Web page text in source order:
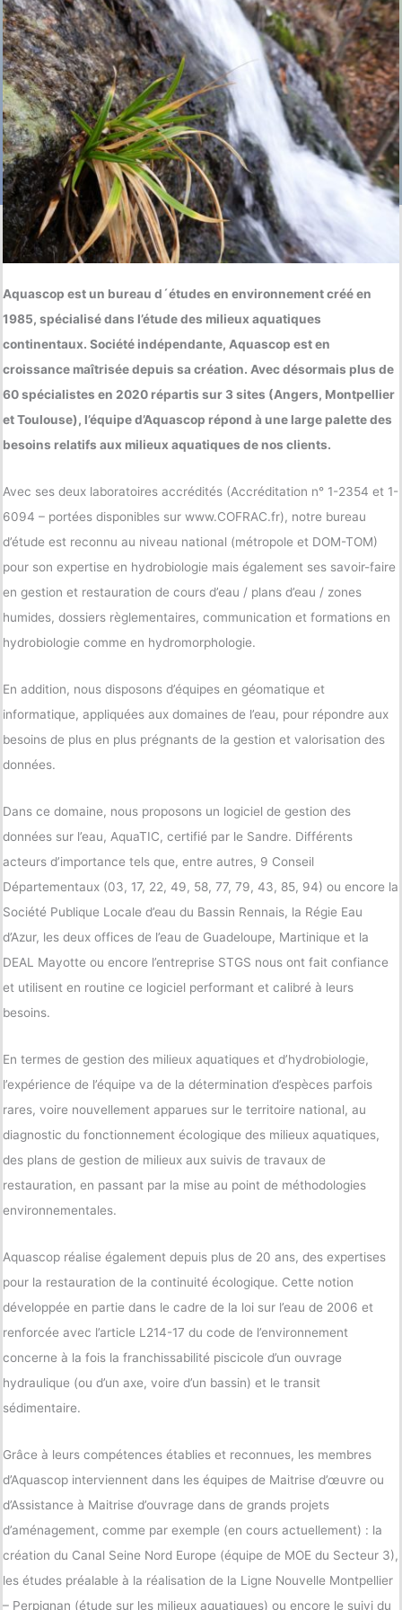
Aquascop est un bureau d´études en environnement créé en
1985, spécialisé dans l’étude des milieux aquatiques
continentaux. Société indépendante, Aquascop est en
croissance maîtrisée depuis sa création. Avec désormais plus de
60 spécialistes en 2020 répartis sur 3 sites (Angers, Montpellier
et Toulouse), l’équipe d’Aquascop répond à une large palette des
besoins relatifs aux milieux aquatiques de nos clients.
Avec ses deux laboratoires accrédités (Accréditation n° 1-2354 et 1-
6094 – portées disponibles sur www.COFRAC.fr), notre bureau
d’étude est reconnu au niveau national (métropole et DOM-TOM)
pour son expertise en hydrobiologie mais également ses savoir-faire
en gestion et restauration de cours d’eau / plans d’eau / zones
humides, dossiers règlementaires, communication et formations en
hydrobiologie comme en hydromorphologie.
En addition, nous disposons d’équipes en géomatique et
informatique, appliquées aux domaines de l’eau, pour répondre aux
besoins de plus en plus prégnants de la gestion et valorisation des
données.
Dans ce domaine, nous proposons un logiciel de gestion des
données sur l’eau, AquaTIC, certifié par le Sandre. Différents
acteurs d’importance tels que, entre autres, 9 Conseil
Départementaux (03, 17, 22, 49, 58, 77, 79, 43, 85, 94) ou encore la
Société Publique Locale d’eau du Bassin Rennais, la Régie Eau
d’Azur, les deux offices de l’eau de Guadeloupe, Martinique et la
DEAL Mayotte ou encore l’entreprise STGS nous ont fait confiance
et utilisent en routine ce logiciel performant et calibré à leurs
besoins.
En termes de gestion des milieux aquatiques et d’hydrobiologie,
l’expérience de l’équipe va de la détermination d’espèces parfois
rares, voire nouvellement apparues sur le territoire national, au
diagnostic du fonctionnement écologique des milieux aquatiques,
des plans de gestion de milieux aux suivis de travaux de
restauration, en passant par la mise au point de méthodologies
environnementales.
Aquascop réalise également depuis plus de 20 ans, des expertises
pour la restauration de la continuité écologique. Cette notion
développée en partie dans le cadre de la loi sur l’eau de 2006 et
renforcée avec l’article L214-17 du code de l’environnement
concerne à la fois la franchissabilité piscicole d’un ouvrage
hydraulique (ou d’un axe, voire d’un bassin) et le transit
sédimentaire.
Grâce à leurs compétences établies et reconnues, les membres
d’Aquascop interviennent dans les équipes de Maitrise d’œuvre ou
d’Assistance à Maitrise d’ouvrage dans de grands projets
d’aménagement, comme par exemple (en cours actuellement) : la
création du Canal Seine Nord Europe (équipe de MOE du Secteur 3),
les études préalable à la réalisation de la Ligne Nouvelle Montpellier
– Perpignan (étude sur les milieux aquatiques) ou encore le suivi du